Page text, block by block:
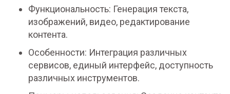
Функциональность: Генерация текста,
изображений, видео, редактирование
контента.
Особенности: Интеграция различных
сервисов, единый интерфейс, доступность
различных инструментов.